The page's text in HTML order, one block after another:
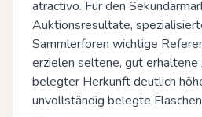
atractivo. Für den
Auktionsresultate,
Sammlerforen wichtige
erzielen seltene, gut
belegter Herkunft deutlich
unvollständig belegte